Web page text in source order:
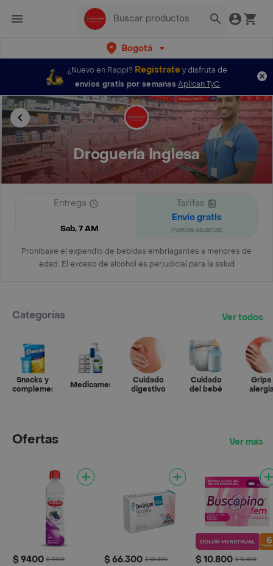
Bogotá
¿Nuevo en Rappi? Regístratey disfruta de
envíos gratis por semanas Aplican TyC
Droguería Inglesa
Entrega
Sab, 7 AM
Tarifas
Envío gratis
(nuevos usuarios)
Prohíbase el expendio de bebidas embriagantes a menores de
edad. El exceso de alcohol es perjudicial para la salud
Categorías Ver todos
Snacks y
complementos
Medicamentos
Cuidado
digestivo
Cuidado
del bebé
Gripa
Ofertas Ver más
$ 9400 $ 11.100 $ 66.300 $ 88.400 $ 10.800 $ 12.800